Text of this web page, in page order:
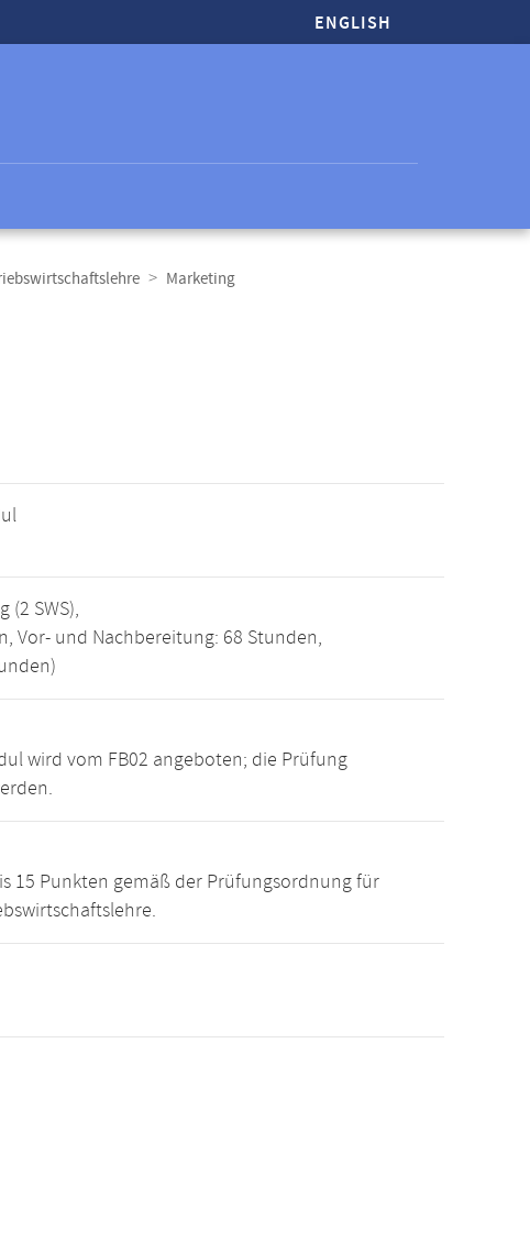
ENGLISH
Marketing
(2 SWS),
Vor- und Nachbereitung: 68 Stunden,
wird vom FB02 angeboten; die Prüfung
15 Punkten gemäß der Prüfungsordnung für